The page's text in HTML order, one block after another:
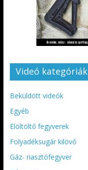
Videó kategóriák
Beküldött videók
Egyéb
Elöltöltő fegyverek
Folyadéksugár kilövő
Gáz- riasztófegyver